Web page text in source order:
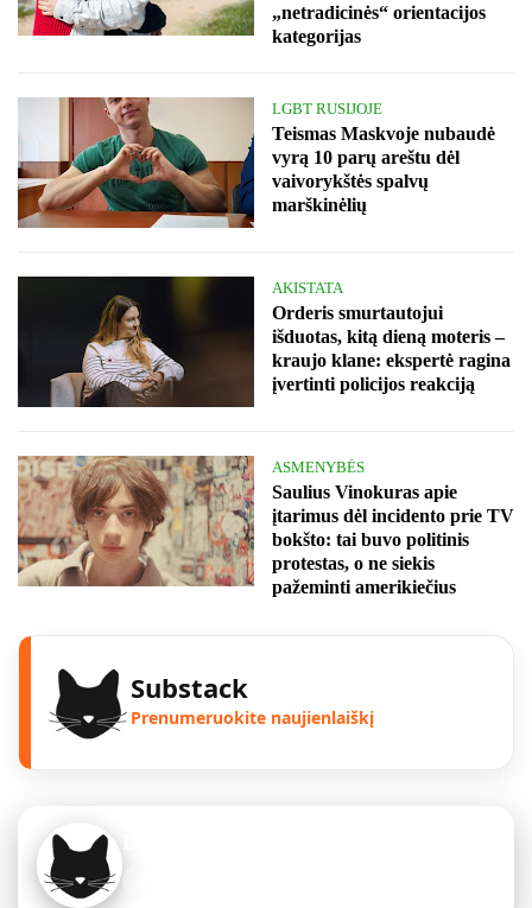
„netradicinės“ orientacijos
kategorijas
LGBT RUSIJOJE
Teismas Maskvoje nubaudė
vyrą 10 parų areštu dėl
vaivorykštės spalvų
marškinėlių
AKISTATA
Orderis smurtautojui
išduotas, kitą dieną moteris –
kraujo klane: ekspertė ragina
įvertinti policijos reakciją
ASMENYBĖS
Saulius Vinokuras apie
įtarimus dėl incidento prie TV
bokšto: tai buvo politinis
protestas, o ne siekis
pažeminti amerikiečius
Substack
Prenumeruokite naujienlaiškį